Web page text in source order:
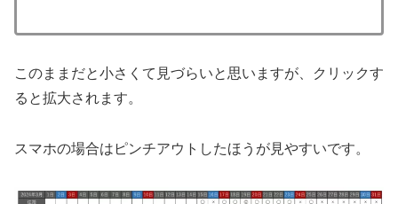
このままだと小さくて見づらいと思いますが、クリックす
ると拡大されます。
スマホの場合はピンチアウトしたほうが見やすいです。